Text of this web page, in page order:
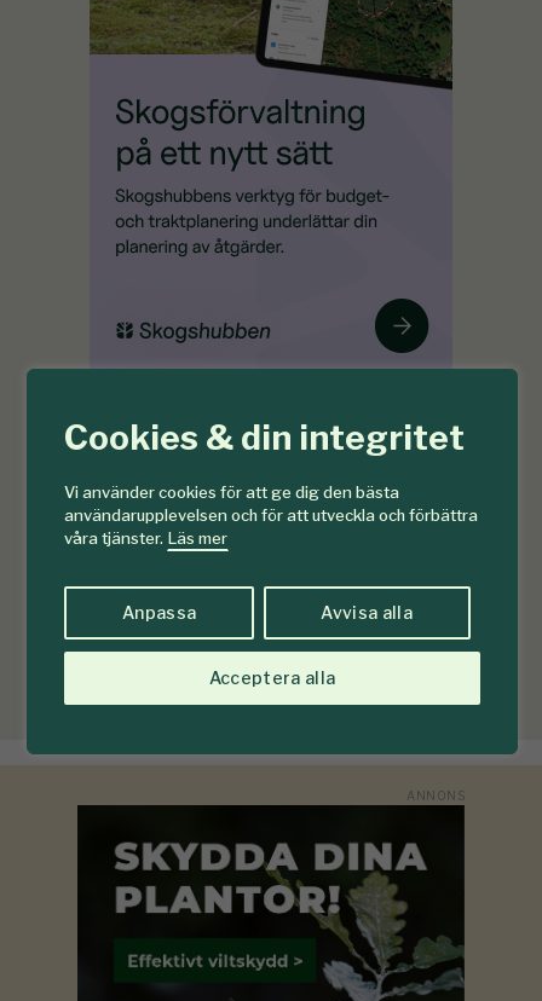
Cookies & din integritet
Vi använder cookies för att ge dig den bästa
användarupplevelsen och för att utveckla och förbättra
våra tjänster. Läs mer
Anpassa Avvisa alla
Acceptera alla